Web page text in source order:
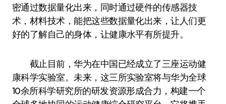
密通过数据量化出来，同时通过硬件的传感器技
术，材料技术，能把这些数据量化出来，让人们更
好的了解自己的身体，让健康水平有所提升。
截止目前，华为在中国已经成立了三座运动健
康科学实验室。未来，这三所实验室将与华为全球
10余所科学研究所的研发资源形成合力，构建一个